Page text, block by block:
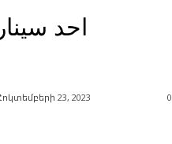
احد
23, 2023 0